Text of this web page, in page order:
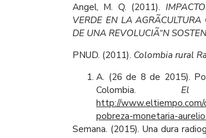
Angel, M. Q. (2011).
VERDE EN LA
DE UNA REVOLUCIÃ“N
PNUD. (2011). Colombia rural
A. (26 de 8 de 2015).
Colombia. El
http://www.eltiempo.com/
pobreza-monetaria-
Semana. (2015). Una dura